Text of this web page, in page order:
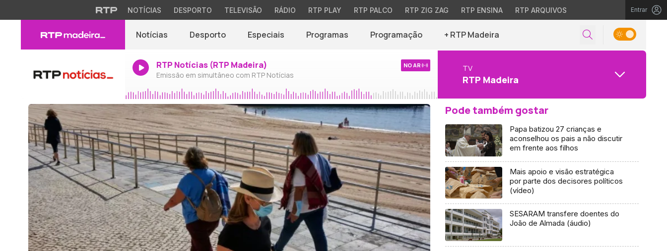
NOTÍCIAS DESPORTO TELEVISÃO RÁDIO RTP PLAY RTP PALCO RTP ZIG ZAG RTP ENSINA RTP ARQUIVOS Entrar
Notícias Desporto Especiais Programas Programação + RTP Madeira
RTP Notícias (RTP Madeira)
Emissão em simultâneo com RTP Notícias
NO AR TV
RTP Madeira
Pode também gostar
Papa batizou 27 crianças e
aconselhou os pais a não discutir
em frente aos filhos
Mais apoio e visão estratégica
por parte dos decisores políticos
(vídeo)
SESARAM transfere doentes do
João de Almada (áudio)